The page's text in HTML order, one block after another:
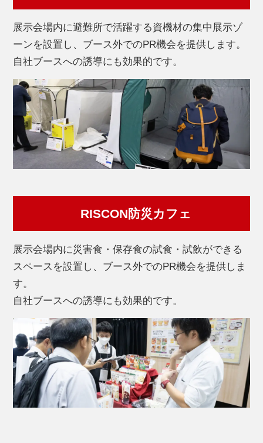
展示会場内に避難所で活躍する資機材の集中展示ゾ
ーンを設置し、ブース外でのPR機会を提供します。
自社ブースへの誘導にも効果的です。
RISCON防災カフェ
展示会場内に災害食・保存食の試食・試飲ができる
スペースを設置し、ブース外でのPR機会を提供しま
す。
自社ブースへの誘導にも効果的です。